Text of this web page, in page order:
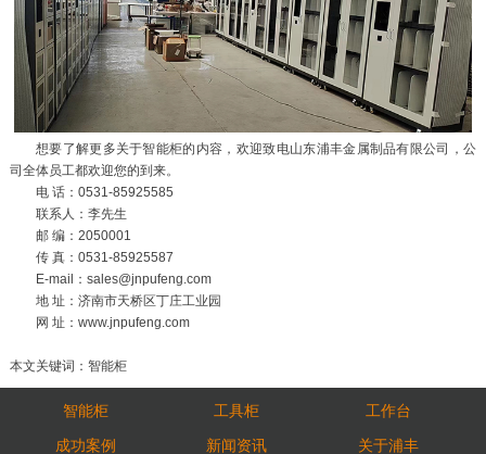
想要了解更多关于智能柜的内容，欢迎致电山东浦丰金属制品有限公司，公
司全体员工都欢迎您的到来。
电 话：0531-85925585
联系人：李先生
邮 编：2050001
传 真：0531-85925587
E-mail：sales@jnpufeng.com
地 址：济南市天桥区丁庄工业园
网 址：www.jnpufeng.com
本文关键词：智能柜
智能柜 工具柜
工作台
成功案例
新闻资讯 关于浦丰